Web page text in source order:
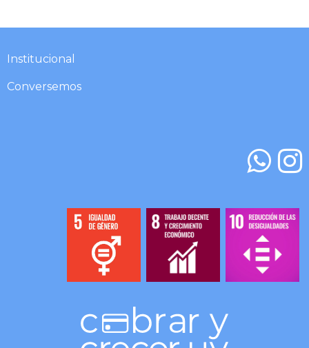
Institucional​​​
Conversemos​